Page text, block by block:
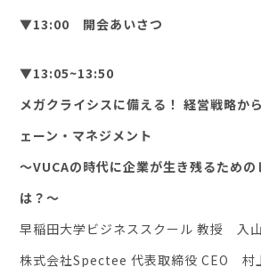
▼13:00 開会あいさつ
▼13:05~13:50
メガクライシスに備える！ 経営戦略か
ェーン・マネジメント
〜VUCAの時代に企業が生き残るための
は？〜
早稲田大学ビジネススクール 教授 入
株式会社Spectee 代表取締役 CEO 村